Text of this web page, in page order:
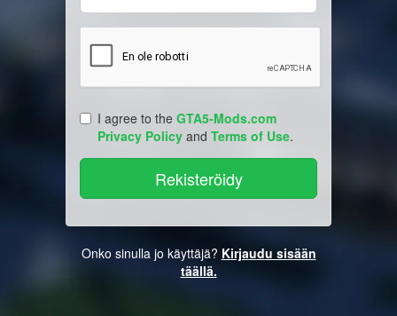
I agree to the GTA5-Mods.com
Privacy Policy and Terms of Use.
Onko sinulla jo käyttäjä? Kirjaudu sisään
täällä.